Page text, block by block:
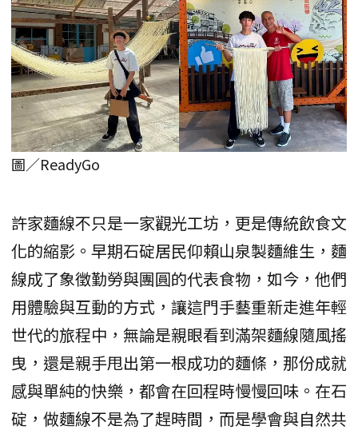
圖／ReadyGo
許家麵線不只是一家觀光工坊，更是傳統飲食文
化的縮影。早期石碇居民仰賴山泉製麵維生，麵
線成了象徵勤勞與團圓的代表食物，如今，他們
用體驗與互動的方式，讓這門手藝重新走進年輕
世代的旅程中，無論是親眼看到滿架麵線隨風搖
曳，還是親手甩出第一根成功的麵條，那份成就
感與單純的快樂，都會在回程時慢慢回味。在石
碇，做麵線不是為了趕時間，而是學會與自然共